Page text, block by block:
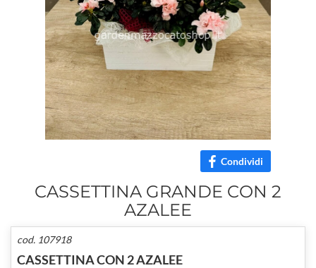
Condividi
CASSETTINA GRANDE CON 2
AZALEE
cod. 107918
CASSETTINA CON 2 AZALEE